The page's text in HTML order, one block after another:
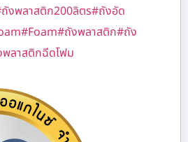
งพลาสติก200ลิตร#ถังอัด
#Foam#ถังพลาสติก#ถัง
ลาสติกฉีดโฟม